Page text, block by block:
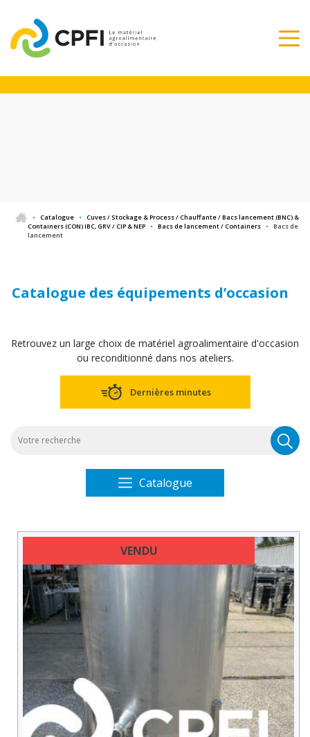
• Catalogue •
Cuves / Stockage & Process / Chauffante / Bacs lancement (BNC) &
Containers (CON) IBC, GRV / CIP & NEP
• Bacs de lancement / Containers •
Bacs de
lancement
Catalogue des équipements d’occasion
Retrouvez un large choix de matériel agroalimentaire d'occasion
ou reconditionné dans nos ateliers.
Dernières minutes
Catalogue
VENDU
DERNIÈRE MINUTE